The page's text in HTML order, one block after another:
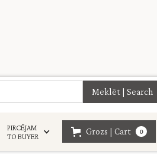
PIRCĒJAM
TO BUYER
Grozs | Cart 0